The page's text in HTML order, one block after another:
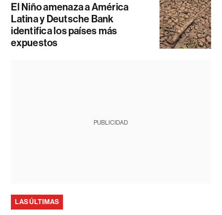
El Niño amenaza a América
Latina y Deutsche Bank
identifica los países más
expuestos
PUBLICIDAD
LAS ÚLTIMAS